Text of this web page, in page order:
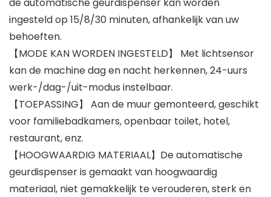
de automatische geurdispenser kan worden
ingesteld op 15/8/30 minuten, afhankelijk van uw
behoeften.
【MODE KAN WORDEN INGESTELD】 Met lichtsensor
kan de machine dag en nacht herkennen, 24-uurs
werk-/dag-/uit-modus instelbaar.
【TOEPASSING】 Aan de muur gemonteerd, geschikt
voor familiebadkamers, openbaar toilet, hotel,
restaurant, enz.
【HOOGWAARDIG MATERIAAL】De automatische
geurdispenser is gemaakt van hoogwaardig
materiaal, niet gemakkelijk te verouderen, sterk en